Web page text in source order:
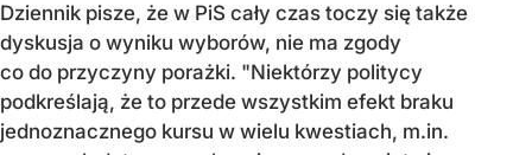
Dziennik pisze, że w PiS cały czas toczy się także
dyskusja o wyniku wyborów, nie ma zgody
co do przyczyny porażki. "Niektórzy politycy
podkreślają, że to przede wszystkim efekt braku
jednoznacznego kursu w wielu kwestiach, m.in.